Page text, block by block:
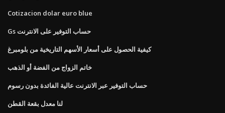
Cotizacion dolar euro blue
Gs حساب التوفير على الانترنت
كيفية الحصول على أسعار الأسهم التاريخية من بلومبرغ
خاتم الزواج من الفضة أو الذهب
حساب التوفير عبر الانترنت عالية الفائدة بدون رسوم
لنا معدل بقعة القطن